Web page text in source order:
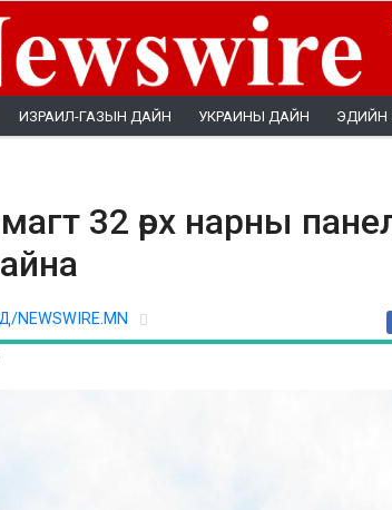
ИЗРАИЛ-ГАЗЫН ДАЙН УКРАИНЫ ДАЙН ЭДИЙН
32 өрх нарны
NEWSWIRE.MN